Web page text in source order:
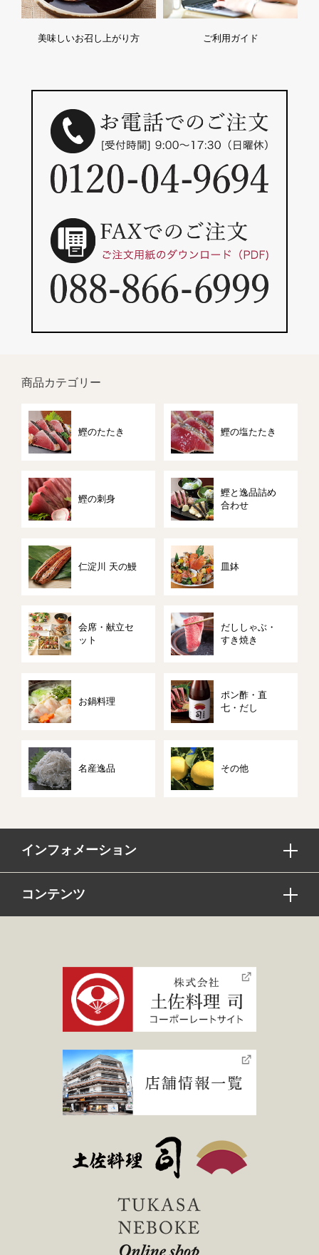
美味しいお召し上がり方 ご利用ガイド
商品カテゴリー
鰹のたたき 鰹の塩たたき
鰹の刺身
鰹と逸品詰め
合わせ
仁淀川 天の鰻 皿鉢
会席・献立セ
ット
だししゃぶ・
すき焼き
お鍋料理
ポン酢・直
七・だし
名産逸品 その他
インフォメーション
コンテンツ